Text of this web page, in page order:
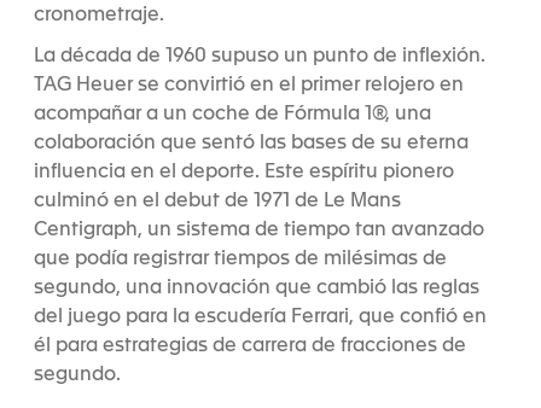
cronometraje.
La década de 1960 supuso un punto de inflexión.
TAG Heuer se convirtió en el primer relojero en
acompañar a un coche de Fórmula 1®, una
colaboración que sentó las bases de su eterna
influencia en el deporte. Este espíritu pionero
culminó en el debut de 1971 de Le Mans
Centigraph, un sistema de tiempo tan avanzado
que podía registrar tiempos de milésimas de
segundo, una innovación que cambió las reglas
del juego para la escudería Ferrari, que confió en
él para estrategias de carrera de fracciones de
segundo.